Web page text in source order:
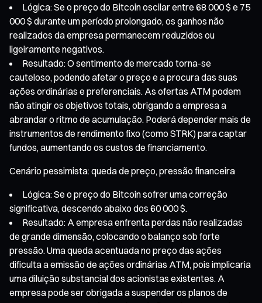
Lógica: Se o preço do Bitcoin oscilar entre 68 000 $ e 75
000 $ durante um período prolongado, os ganhos não
realizados da empresa permanecem reduzidos ou
ligeiramente negativos.
Resultado: O sentimento de mercado torna-se
cauteloso, podendo afetar o preço e a procura das suas
ações ordinárias e preferenciais. As ofertas ATM podem
não atingir os objetivos totais, obrigando a empresa a
abrandar o ritmo de acumulação. Poderá depender mais de
instrumentos de rendimento fixo (como STRK) para captar
fundos, aumentando os custos de financiamento.
Cenário pessimista: queda de preço, pressão financeira
Lógica: Se o preço do Bitcoin sofrer uma correção
significativa, descendo abaixo dos 60 000 $.
Resultado: A empresa enfrenta perdas não realizadas
de grande dimensão, colocando o balanço sob forte
pressão. Uma queda acentuada no preço das ações
dificulta a emissão de ações ordinárias ATM, pois implicaria
uma diluição substancial dos acionistas existentes. A
empresa pode ser obrigada a suspender os planos de